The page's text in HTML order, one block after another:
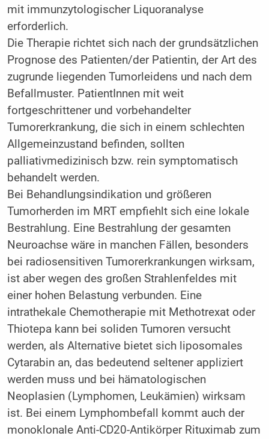
mit immunzytologischer Liquoranalyse
erforderlich.
Die Therapie richtet sich nach der grundsätzlichen
Prognose des Patienten/der Patientin, der Art des
zugrunde liegenden Tumorleidens und nach dem
Befallmuster. PatientInnen mit weit
fortgeschrittener und vorbehandelter
Tumorerkrankung, die sich in einem schlechten
Allgemeinzustand befinden, sollten
palliativmedizinisch bzw. rein symptomatisch
behandelt werden.
Bei Behandlungsindikation und größeren
Tumorherden im MRT empfiehlt sich eine lokale
Bestrahlung. Eine Bestrahlung der gesamten
Neuroachse wäre in manchen Fällen, besonders
bei radiosensitiven Tumorerkrankungen wirksam,
ist aber wegen des großen Strahlenfeldes mit
einer hohen Belastung verbunden. Eine
intrathekale Chemotherapie mit Methotrexat oder
Thiotepa kann bei soliden Tumoren versucht
werden, als Alternative bietet sich liposomales
Cytarabin an, das bedeutend seltener appliziert
werden muss und bei hämatologischen
Neoplasien (Lymphomen, Leukämien) wirksam
ist. Bei einem Lymphombefall kommt auch der
monoklonale Anti-CD20-Antikörper Rituximab zum